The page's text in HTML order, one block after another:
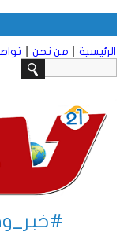
الرئيسية من نحن